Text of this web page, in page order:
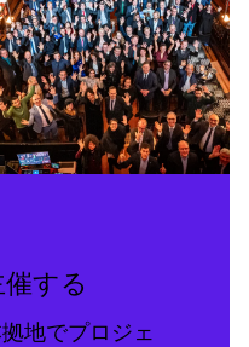
する
地でプロジェ